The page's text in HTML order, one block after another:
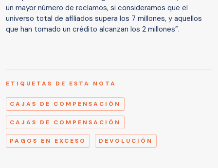
un mayor número de reclamos, si consideramos que el
universo total de afiliados supera los 7 millones, y aquellos
que han tomado un crédito alcanzan los 2 millones”.
ETIQUETAS DE ESTA NOTA
CAJAS DE COMPENSACIÓN
CAJAS DE COMPENSACIÓN
PAGOS EN EXCESO DEVOLUCIÓN